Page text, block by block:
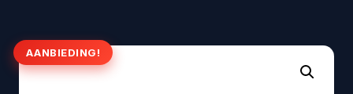
AANBIEDING!